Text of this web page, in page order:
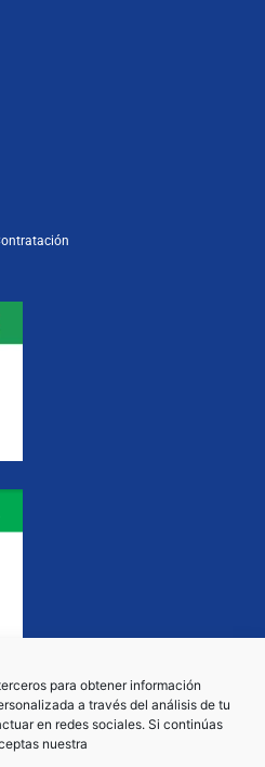
para obtener información
a través del análisis de tu
en redes sociales. Si continúas
nuestra